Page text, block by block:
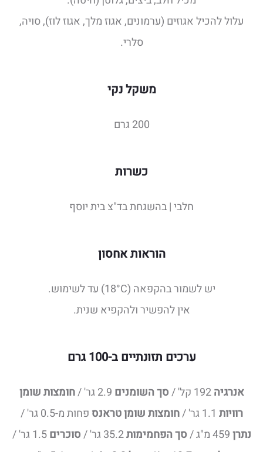
עלול להכיל אגוזים (ערמונים, אגוז מלך, אגוז לוז), סויה,
סלרי.
משקל נקי
200 גרם
כשרות
חלבי | בהשגחת בד"צ בית יוסף
הוראות אחסון
יש לשמור בהקפאה (18°C) עד לשימוש.
אין להפשיר ולהקפיא שנית.
ערכים תזונתיים ב-100 גרם
אנרגיה192 קל' / סך השומנים
חומצות שומן
רוויות
חומצות שומן טראנס פחות מ-0.5 גר' /
נתרן
סך הפחמימות35.2 גר' / סוכרים1.5 גר' /